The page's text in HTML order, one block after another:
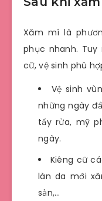
Xăm mí là
phục nhanh.
cữ, vệ sinh phù
Vệ sinh
những ngày
tẩy rửa, mỹ
ngày.
Kiêng cữ
làn da mới
sản,…